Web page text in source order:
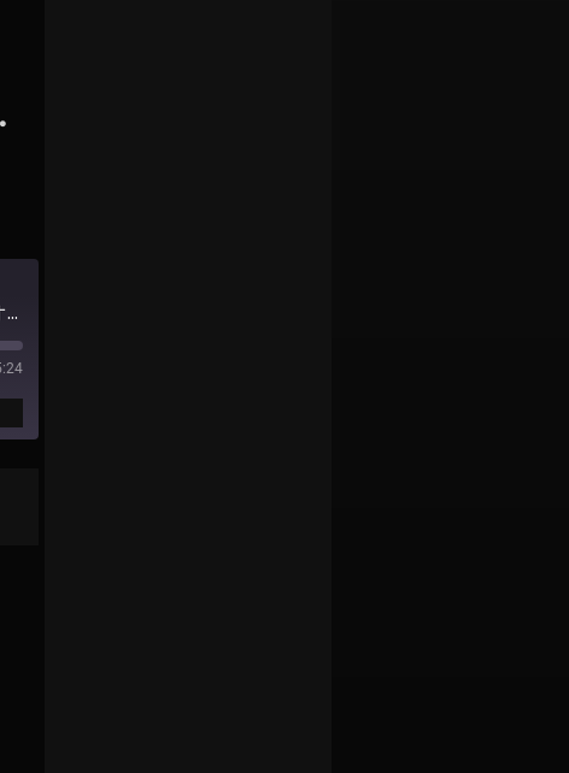
【 地下547階 】 置き手紙ご紹介 TRPG階の反響、ザ・スーパーマリオギャラクシー・ムービー